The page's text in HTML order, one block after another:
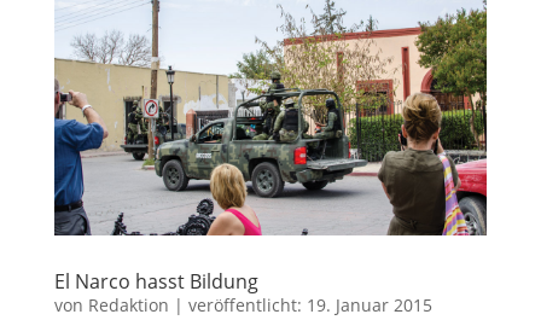
El Narco hasst Bildung
von Redaktion | veröffentlicht: 19. Januar 2015